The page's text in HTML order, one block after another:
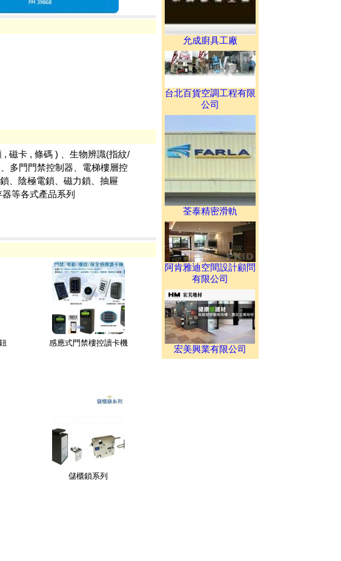
磁卡 , 條碼 ) 、生物辨識(指紋/
多門門禁控制器、電梯樓層控
、陰極電鎖、磁力鎖、抽屜
等各式產品系列
感應式門禁樓控讀卡機
儲櫃鎖系列
允成廚具工廠
台北百貨空調工程有限
公司
荃泰精密滑軌
阿肯雅迪空間設計顧問
有限公司
宏美興業有限公司